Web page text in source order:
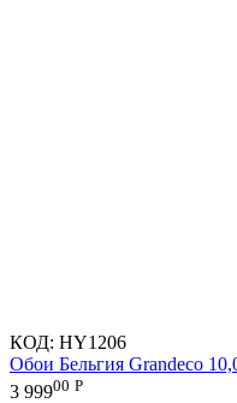
КОД: HY1206
Обои Бельгия Grandeco
3 99900 Р